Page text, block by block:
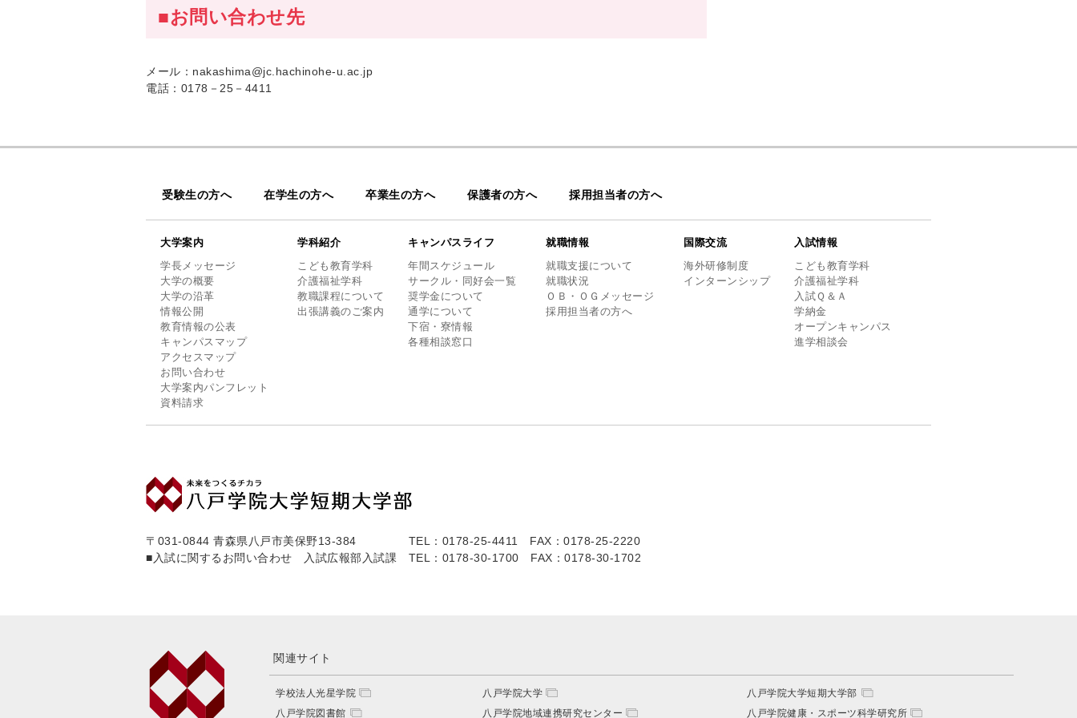
■お問い合わせ先
メール：nakashima@jc.hachinohe-u.ac.jp
電話：0178－25－4411
受験生の方へ 在学生の方へ 卒業生の方へ 保護者の方へ 採用担当者の方へ
大学案内
学長メッセージ
大学の概要
大学の沿革
情報公開
教育情報の公表
キャンパスマップ
アクセスマップ
お問い合わせ
大学案内パンフレット
資料請求
学科紹介
こども教育学科
介護福祉学科
教職課程について
出張講義のご案内
キャンパスライフ
年間スケジュール
サークル・同好会一覧
奨学金について
通学について
下宿・寮情報
各種相談窓口
就職情報
就職支援について
就職状況
ＯＢ・ＯＧメッセージ
採用担当者の方へ
国際交流
海外研修制度
インターンシップ
入試情報
こども教育学科
介護福祉学科
入試Ｑ＆Ａ
学納金
オープンキャンパス
進学相談会
〒031-0844 青森県八戸市美保野13-384 TEL：0178-25-4411
FAX：0178-25-2220
■入試に関するお問い合わせ 入試広報部入試課
TEL：0178-30-1700 FAX：0178-30-1702
関連サイト
学校法人光星学院 八戸学院大学
八戸学院大学短期大学部
八戸学院図書館
八戸学院地域連携研究センター 八戸学院健康・スポーツ科学研究所